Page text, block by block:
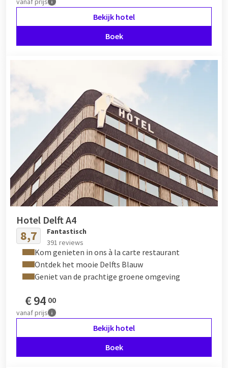
Bekijk hotel
Boek
Hotel Delft A4
8,7
Fantastisch
391 reviews
Kom genieten in ons à la carte restaurant
Ontdek het mooie Delfts Blauw
Geniet van de prachtige groene omgeving
€94 00
vanafprijs
Bekijk hotel
Boek